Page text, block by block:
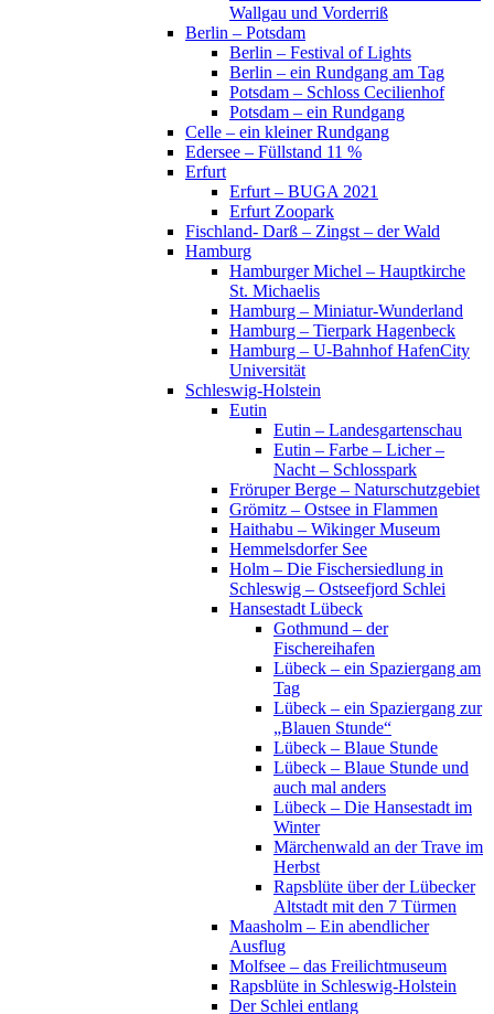
Wallgau und Vorderriß
Berlin – Potsdam
Berlin – Festival of Lights
Berlin – ein Rundgang am Tag
Potsdam – Schloss Cecilienhof
Potsdam – ein Rundgang
Celle – ein kleiner Rundgang
Edersee – Füllstand 11 %
Erfurt
Erfurt – BUGA 2021
Erfurt Zoopark
Fischland- Darß – Zingst – der Wald
Hamburg
Hamburger Michel – Hauptkirche
St. Michaelis
Hamburg – Miniatur-Wunderland
Hamburg – Tierpark Hagenbeck
Hamburg – U-Bahnhof HafenCity
Universität
Schleswig-Holstein
Eutin
Eutin – Landesgartenschau
Eutin – Farbe – Licher –
Nacht – Schlosspark
Fröruper Berge – Naturschutzgebiet
Grömitz – Ostsee in Flammen
Haithabu – Wikinger Museum
Hemmelsdorfer See
Holm – Die Fischersiedlung in
Schleswig – Ostseefjord Schlei
Hansestadt Lübeck
Gothmund – der
Fischereihafen
Lübeck – ein Spaziergang am
Tag
Lübeck – ein Spaziergang zur
„Blauen Stunde“
Lübeck – Blaue Stunde
Lübeck – Blaue Stunde und
auch mal anders
Lübeck – Die Hansestadt im
Winter
Märchenwald an der Trave im
Herbst
Rapsblüte über der Lübecker
Altstadt mit den 7 Türmen
Maasholm – Ein abendlicher
Ausflug
Molfsee – das Freilichtmuseum
Rapsblüte in Schleswig-Holstein
Der Schlei entlang